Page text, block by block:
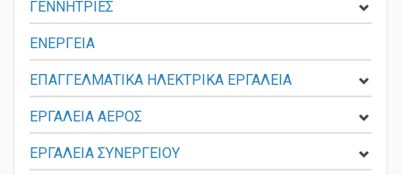
ΓΕΝΝΗΤΡΙΕΣ
ΕΝΕΡΓΕΙΑ
ΕΠΑΓΓΕΛΜΑΤΙΚΑ ΗΛΕΚΤΡΙΚΑ ΕΡΓΑΛΕΙΑ
ΕΡΓΑΛΕΙΑ ΑΕΡΟΣ
ΕΡΓΑΛΕΙΑ ΣΥΝΕΡΓΕΙΟΥ